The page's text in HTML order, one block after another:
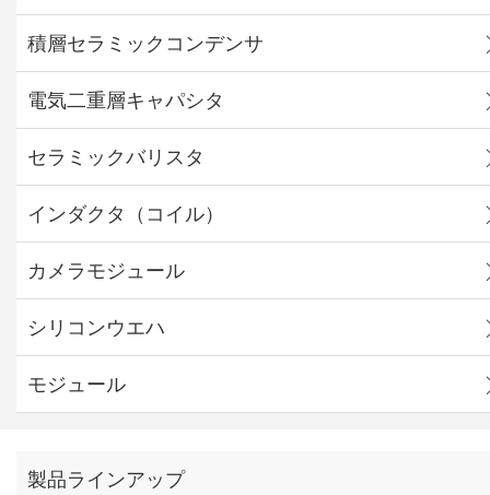
積層セラミックコンデンサ
電気二重層キャパシタ
セラミックバリスタ
インダクタ（コイル）
カメラモジュール
シリコンウエハ
モジュール
製品ラインアップ